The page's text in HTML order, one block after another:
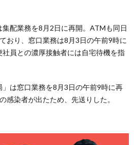
配業務を8月2日に再開。ATMも同日
おり、窓口業務は8月3日の午前9時に
員との濃厚接触者には自宅待機を指
は窓口業務を8月3日の午前9時に再
感染者が出たため、先送りした。